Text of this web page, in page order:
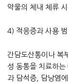
약물의 체내 체류
4) 적응증과 사용 범
간담도산통이나 복
성 동통을 치료하
과 담석증, 담낭염